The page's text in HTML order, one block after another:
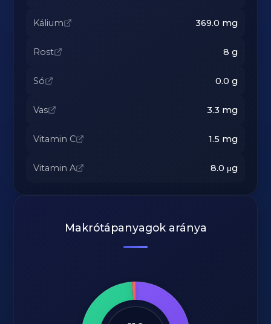
Kálium 369.0 mg
Rost 8 g
Só 0.0 g
Vas 3.3 mg
Vitamin C 1.5 mg
Vitamin A 8.0 μg
Makrótápanyagok aránya